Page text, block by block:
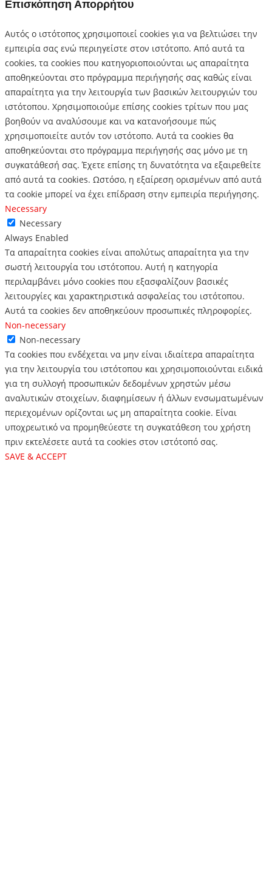
Επισκόπηση Απορρήτου
Αυτός ο ιστότοπος χρησιμοποιεί cookies για να βελτιώσει την
εμπειρία σας ενώ περιηγείστε στον ιστότοπο. Από αυτά τα
cookies, τα cookies που κατηγοριοποιούνται ως απαραίτητα
αποθηκεύονται στο πρόγραμμα περιήγησής σας καθώς είναι
απαραίτητα για την λειτουργία των βασικών λειτουργιών του
ιστότοπου. Χρησιμοποιούμε επίσης cookies τρίτων που μας
βοηθούν να αναλύσουμε και να κατανοήσουμε πώς
χρησιμοποιείτε αυτόν τον ιστότοπο. Αυτά τα cookies θα
αποθηκεύονται στο πρόγραμμα περιήγησής σας μόνο με τη
συγκατάθεσή σας. Έχετε επίσης τη δυνατότητα να εξαιρεθείτε
από αυτά τα cookies. Ωστόσο, η εξαίρεση ορισμένων από αυτά
τα cookie μπορεί να έχει επίδραση στην εμπειρία περιήγησης.
Necessary
Necessary
Always Enabled
Τα απαραίτητα cookies είναι απολύτως απαραίτητα για την
σωστή λειτουργία του ιστότοπου. Αυτή η κατηγορία
περιλαμβάνει μόνο cookies που εξασφαλίζουν βασικές
λειτουργίες και χαρακτηριστικά ασφαλείας του ιστότοπου.
Αυτά τα cookies δεν αποθηκεύουν προσωπικές πληροφορίες.
Non-necessary
Non-necessary
Τα cookies που ενδέχεται να μην είναι ιδιαίτερα απαραίτητα
για την λειτουργία του ιστότοπου και χρησιμοποιούνται ειδικά
για τη συλλογή προσωπικών δεδομένων χρηστών μέσω
αναλυτικών στοιχείων, διαφημίσεων ή άλλων ενσωματωμένων
περιεχομένων ορίζονται ως μη απαραίτητα cookie. Είναι
υποχρεωτικό να προμηθεύεστε τη συγκατάθεση του χρήστη
πριν εκτελέσετε αυτά τα cookies στον ιστότοπό σας.
SAVE & ACCEPT